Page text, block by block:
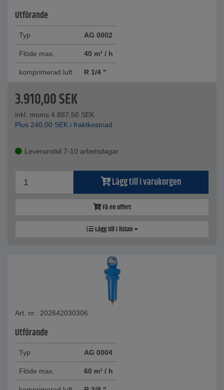
Utförande
Typ AG 0002
Flöde max. 40 m³ / h
komprimerad luft R 1/4 "
3.910,00SEK
inkl. moms.4.887,50 SEK
Plus 240,00 SEK i fraktkostnad
Leveranstid 7-10 arbetsdagar
Lägg till i varukorgen
Få en offert
Lägg till i listan
Art. nr.: 202642030306
Utförande
Typ AG 0004
Flöde max. 60 m³ / h